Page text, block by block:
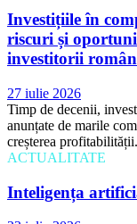
Investițiile în
riscuri și
investitorii
27 iulie 2026
Timp de decenii,
anunțate de marile
creșterea profitabilității.
ACTUALITATE
Inteligența